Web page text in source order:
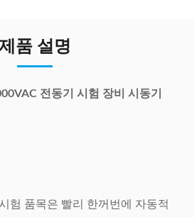
품 설명
전동기 시험 장비 시동기
험 품목은 빨리 한꺼번에 자동적